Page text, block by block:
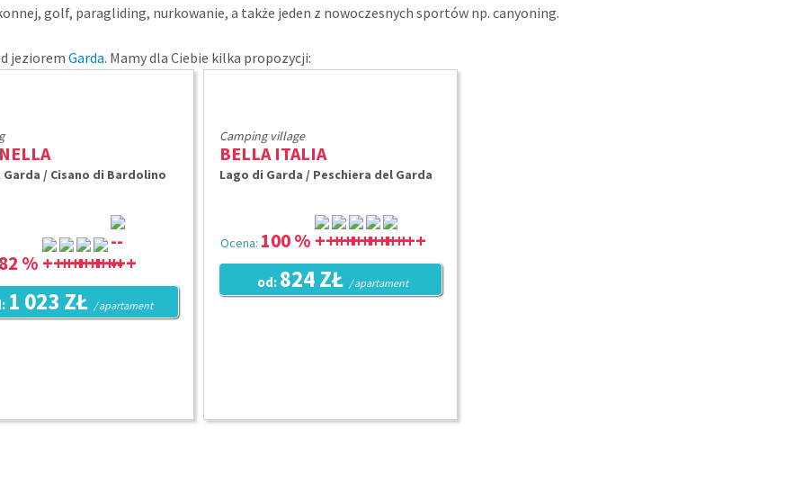
golf, paragliding, nurkowanie, a także jeden z nowoczesnych sportów np. canyoning.
jeziorem Garda. Mamy dla Ciebie kilka propozycji:
Garda / Cisano di Bardolino
82 %
1 023 ZŁ / apartament
Camping village
BELLA ITALIA
Lago di Garda / Peschiera del Garda
Ocena: 100 %
od: 824 ZŁ / apartament